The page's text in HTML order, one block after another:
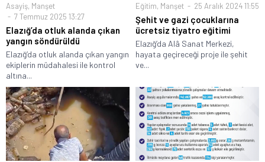
Asayiş, Manşet
7 Temmuz 2025 13:27
Elazığ’da otluk alanda çıkan
yangın söndürüldü
Elazığ’da otluk alanda çıkan yangın
ekiplerin müdahalesi ile kontrol
altına...
Eğitim, Manşet 25 Aralık 2024 11:55
Şehit ve gazi çocuklarına
ücretsiz tiyatro eğitimi
Elazığ’da Alâ Sanat Merkezi,
hayata geçireceği proje ile şehit
ve...